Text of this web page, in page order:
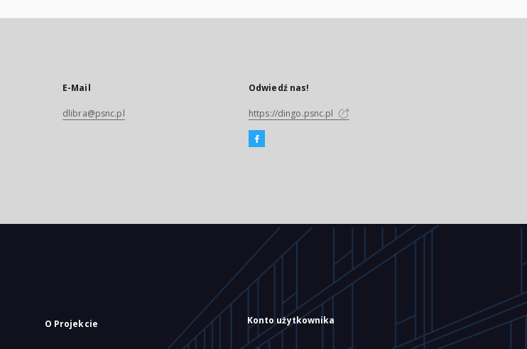
E-Mail
dlibra@psnc.pl
Odwiedź nas!
https://dingo.psnc.pl
O Projekcie Konto użytkownika